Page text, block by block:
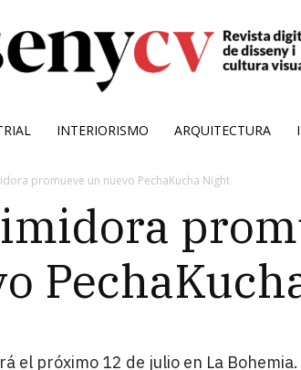
INTERIORISMO ARQUITECTURA
promueve un nuevo PechaKucha Night
el próximo 12 de julio en La Bohemia.